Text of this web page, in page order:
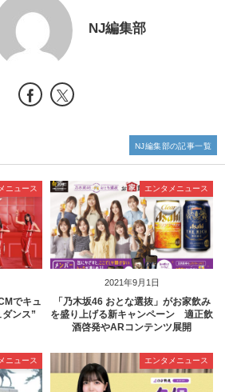
NJ編集部
ニュース
でキュ
ンス”
2021年9月1日
エンタメニュース
「乃木坂46 おとな選抜」がお家飲み
を盛り上げる新キャンペーン 適正飲
酒啓発やARコンテンツ展開
ニュース エンタメニュース
NJ編集部の記事一覧